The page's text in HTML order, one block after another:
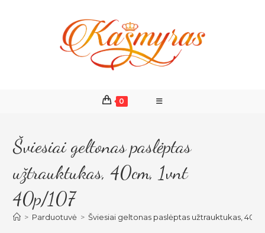
0
Šviesiai geltonas paslėptas
užtrauktukas, 40cm, 1vnt
40p/107
> Parduotuvė > Šviesiai geltonas paslėptas užtrauktukas,